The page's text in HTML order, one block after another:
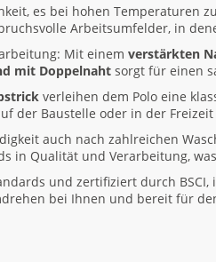
es bei hohen Temperaturen
Arbeitsumfelder, in
Mit einem verstärkten
mit Doppelnaht sorgt für einen
verleihen dem Polo eine
der Baustelle oder in der
auch nach zahlreichen
in Qualität und Verarbeitung,
und zertifiziert durch
bei Ihnen und bereit für